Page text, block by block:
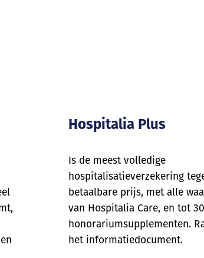
Hospitalia Plus
Is de meest volledige
hospitalisatieverzekering
betaalbare prijs, met alle
van Hospitalia Care, en tot
honorariumsupplementen.
het informatiedocument.